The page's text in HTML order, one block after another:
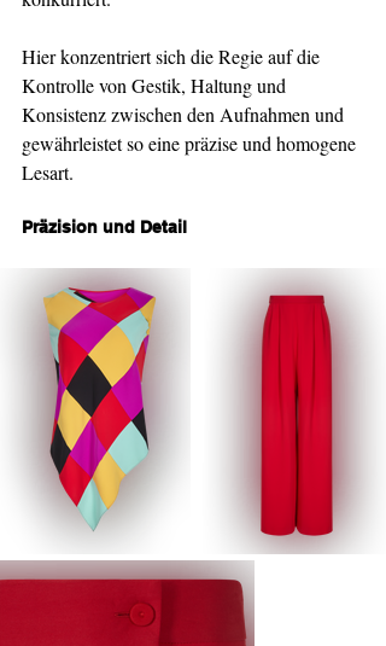
Hier konzentriert sich die Regie auf die
Kontrolle von Gestik, Haltung und
Konsistenz zwischen den Aufnahmen und
gewährleistet so eine präzise und homogene
Lesart.
Präzision und Detail